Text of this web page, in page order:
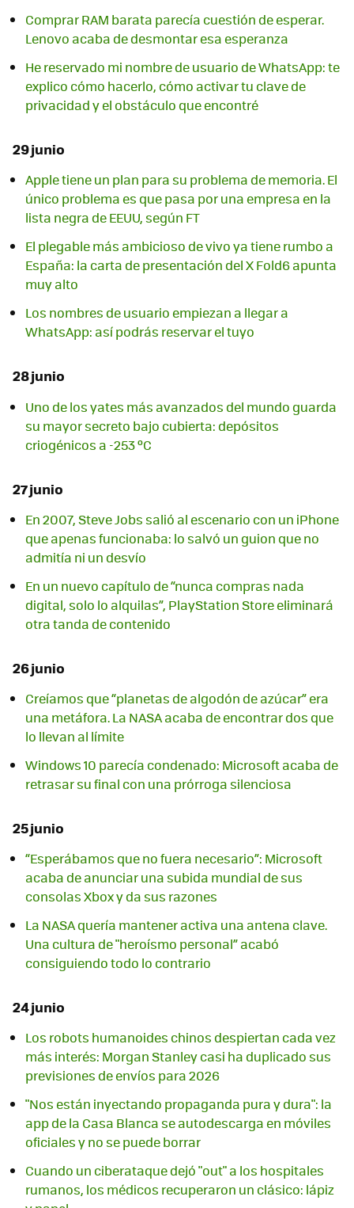
Comprar RAM barata parecía cuestión de esperar.
Lenovo acaba de desmontar esa esperanza
He reservado mi nombre de usuario de WhatsApp: te
explico cómo hacerlo, cómo activar tu clave de
privacidad y el obstáculo que encontré
29 junio
Apple tiene un plan para su problema de memoria. El
único problema es que pasa por una empresa en la
lista negra de EEUU, según FT
El plegable más ambicioso de vivo ya tiene rumbo a
España: la carta de presentación del X Fold6 apunta
muy alto
Los nombres de usuario empiezan a llegar a
WhatsApp: así podrás reservar el tuyo
28 junio
Uno de los yates más avanzados del mundo guarda
su mayor secreto bajo cubierta: depósitos
criogénicos a -253 ºC
27 junio
En 2007, Steve Jobs salió al escenario con un iPhone
que apenas funcionaba: lo salvó un guion que no
admitía ni un desvío
En un nuevo capítulo de “nunca compras nada
digital, solo lo alquilas”, PlayStation Store eliminará
otra tanda de contenido
26 junio
Creíamos que “planetas de algodón de azúcar” era
una metáfora. La NASA acaba de encontrar dos que
lo llevan al límite
Windows 10 parecía condenado: Microsoft acaba de
retrasar su final con una prórroga silenciosa
25 junio
“Esperábamos que no fuera necesario”: Microsoft
acaba de anunciar una subida mundial de sus
consolas Xbox y da sus razones
La NASA quería mantener activa una antena clave.
Una cultura de "heroísmo personal” acabó
consiguiendo todo lo contrario
24 junio
Los robots humanoides chinos despiertan cada vez
más interés: Morgan Stanley casi ha duplicado sus
previsiones de envíos para 2026
"Nos están inyectando propaganda pura y dura": la
app de la Casa Blanca se autodescarga en móviles
oficiales y no se puede borrar
Cuando un ciberataque dejó "out" a los hospitales
rumanos, los médicos recuperaron un clásico: lápiz